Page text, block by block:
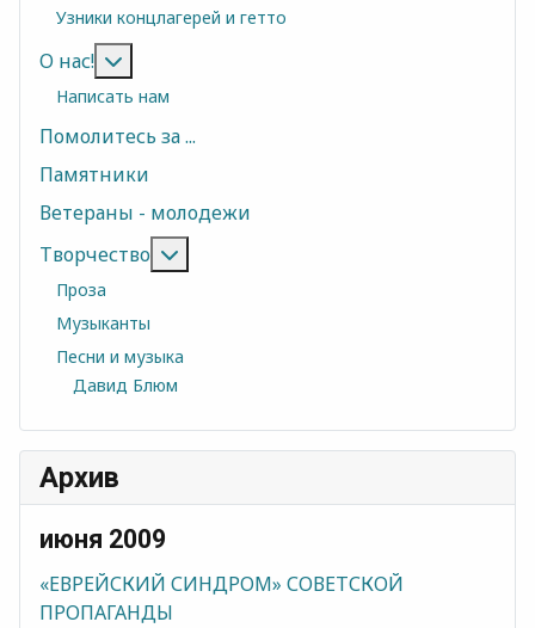
Узники концлагерей и гетто
О нас!
Написать нам
Помолитесь за ...
Памятники
Ветераны - молодежи
Творчество
Проза
Музыканты
Песни и музыка
Давид Блюм
Архив
июня 2009
«ЕВРЕЙСКИЙ СИНДРОМ» СОВЕТСКОЙ
ПРОПАГАНДЫ